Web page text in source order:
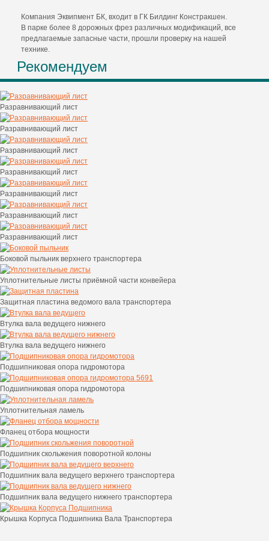
Компания Эквипмент БК, входит в ГК Билдинг Констракшен.
В парке более 8 дорожных фрез различных модификаций, все
предлагаемые запасные части, прошли проверку на нашей
технике.
Рекомендуем
Разравнивающий лист
Разравнивающий лист
Разравнивающий лист
Разравнивающий лист
Разравнивающий лист
Разравнивающий лист
Разравнивающий лист
Боковой пыльник верхнего транспортера
Уплотнительные листы приёмной части конвейера
Защитная пластина ведомого вала транспортера
Втулка вала ведущего нижнего
Втулка вала ведущего нижнего
Подшипниковая опора гидромотора
Подшипниковая опора гидромотора
Уплотнительная ламель
Фланец отбора мощности
Подшипник скольжения поворотной колоны
Подшипник вала ведущего верхнего транспортера
Подшипник вала ведущего нижнего транспортера
Крышка Корпуса Подшипника Вала Транспортера